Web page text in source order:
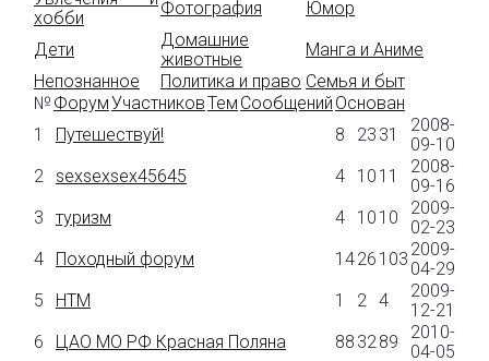
хобби
Фотография
Юмор
Дети
Домашние
животные
Манга и Аниме
Непознанное
Политика и право Семья и быт
№ ФорумУчастниковТем Сообщений Основан
1
Путешествуй! 8 23 31
2008-
09-10
2
sexsexsex45645 4 10 11
2008-
09-16
3
туризм 4 10 10
2009-
02-23
4
Походный форум 1426 103 2009-
04-29
5
HTM 1 2 4
2009-
12-21
6
ЦАО МО РФ Красная Поляна 88 3289
2010-
04-05